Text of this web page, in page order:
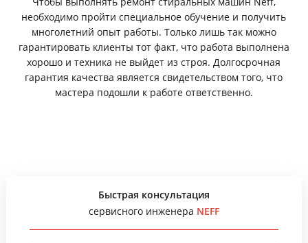
необходимо пройти специальное обучение и получить
многолетний опыт работы. Только лишь так можно
гарантировать клиенты тот факт, что работа выполнена
хорошо и техника не выйдет из строя. Долгосрочная
гарантия качества является свидетельством того, что
мастера подошли к работе ответственно.
Быстрая консультация
сервисного инженера NEFF